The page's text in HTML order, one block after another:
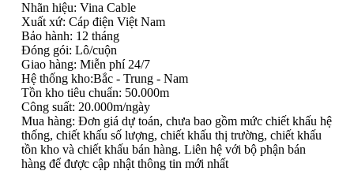
Nhãn hiệu: Vina Cable
Xuất xứ: Cáp điện Việt Nam
Bảo hành: 12 tháng
Đóng gói: Lô/cuộn
Giao hàng: Miễn phí 24/7
Hệ thống kho:Bắc - Trung - Nam
Tồn kho tiêu chuẩn: 50.000m
Công suất: 20.000m/ngày
Mua hàng: Đơn giá dự toán, chưa bao gồm mức chiết khấu hệ
thống, chiết khấu số lượng, chiết khấu thị trường, chiết khấu
tồn kho và chiết khấu bán hàng. Liên hệ với bộ phận bán
hàng để được cập nhật thông tin mới nhất